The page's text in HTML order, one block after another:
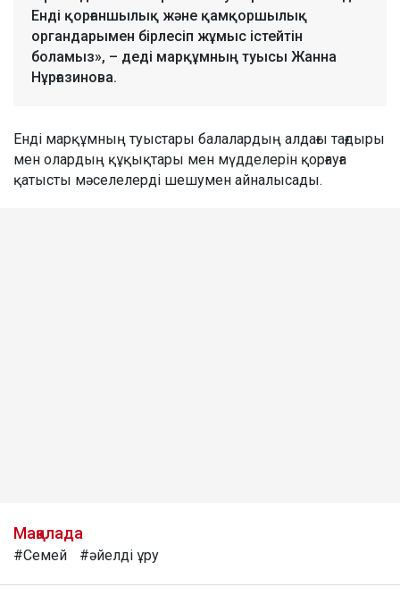
Енді қорғаншылық және қамқоршылық
органдарымен бірлесіп жұмыс істейтін
боламыз», – деді марқұмның туысы Жанна
Нұрғазинова.
Енді марқұмның туыстары балалардың алдағы тағдыры
мен олардың құқықтары мен мүдделерін қорғауға
қатысты мәселелерді шешумен айналысады.
Мақалада
#Семей #әйелді ұру